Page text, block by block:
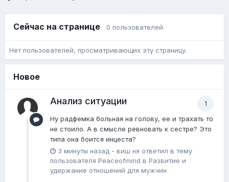
Сейчас на странице 0 пользователей
Нет пользователей, просматривающих эту страницу.
Новое
1
Анализ ситуации
Ну радфемка больная на голову, ее и трахать то
не стоило. А в смысле ревновать к сестре? Это
типа она боится инцеста?
3 минуты назад - виш ня ответил в тему
пользователя Peaceofmind в Pазвитие и
удержание отношений для мужчин